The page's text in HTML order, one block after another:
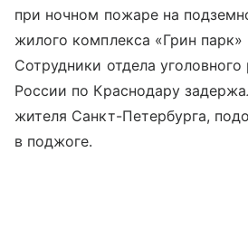
при ночном пожаре на
жилого комплекса «Грин парк»
Сотрудники отдела
России по Краснодару
жителя Санкт-Петербурга,
в поджоге.